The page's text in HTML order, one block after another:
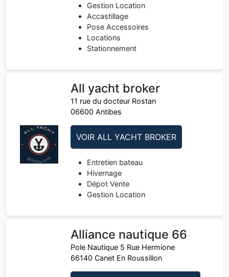
Gestion Location
Accastillage
Pose Accessoires
Locations
Stationnement
All yacht broker
11 rue du docteur Rostan
06600 Antibes
VOIR ALL YACHT BROKER
Entretien bateau
Hivernage
Dépot Vente
Gestion Location
Alliance nautique 66
Pole Nautique 5 Rue Hermione
66140 Canet En Roussillon